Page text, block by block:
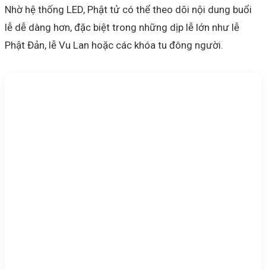
Nhờ hệ thống LED, Phật tử có thể theo dõi nội dung buổi
lễ dễ dàng hơn, đặc biệt trong những dịp lễ lớn như lễ
Phật Đản, lễ Vu Lan hoặc các khóa tu đông người.